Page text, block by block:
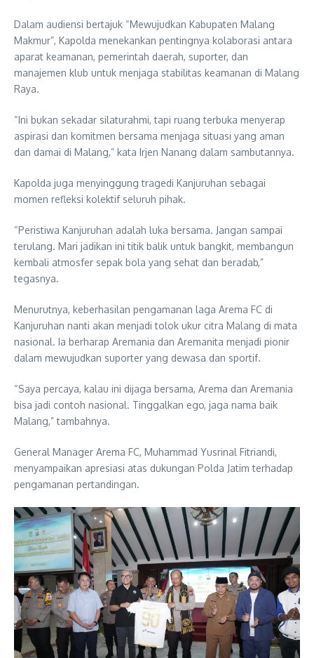
Dalam audiensi bertajuk “Mewujudkan Kabupaten Malang
Makmur”, Kapolda menekankan pentingnya kolaborasi antara
aparat keamanan, pemerintah daerah, suporter, dan
manajemen klub untuk menjaga stabilitas keamanan di Malang
Raya.
“Ini bukan sekadar silaturahmi, tapi ruang terbuka menyerap
aspirasi dan komitmen bersama menjaga situasi yang aman
dan damai di Malang,” kata Irjen Nanang dalam sambutannya.
Kapolda juga menyinggung tragedi Kanjuruhan sebagai
momen refleksi kolektif seluruh pihak.
“Peristiwa Kanjuruhan adalah luka bersama. Jangan sampai
terulang. Mari jadikan ini titik balik untuk bangkit, membangun
kembali atmosfer sepak bola yang sehat dan beradab,”
tegasnya.
Menurutnya, keberhasilan pengamanan laga Arema FC di
Kanjuruhan nanti akan menjadi tolok ukur citra Malang di mata
nasional. Ia berharap Aremania dan Aremanita menjadi pionir
dalam mewujudkan suporter yang dewasa dan sportif.
“Saya percaya, kalau ini dijaga bersama, Arema dan Aremania
bisa jadi contoh nasional. Tinggalkan ego, jaga nama baik
Malang,” tambahnya.
General Manager Arema FC, Muhammad Yusrinal Fitriandi,
menyampaikan apresiasi atas dukungan Polda Jatim terhadap
pengamanan pertandingan.